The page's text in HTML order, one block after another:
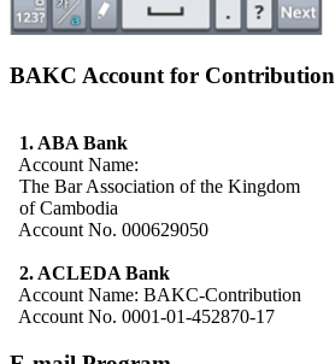
BAKC Account for Contribution
1. ABA Bank
Account Name:
The Bar Association of the Kingdom
of Cambodia
Account No. 000629050
2. ACLEDA Bank
Account Name: BAKC-Contribution
Account No. 0001-01-452870-17